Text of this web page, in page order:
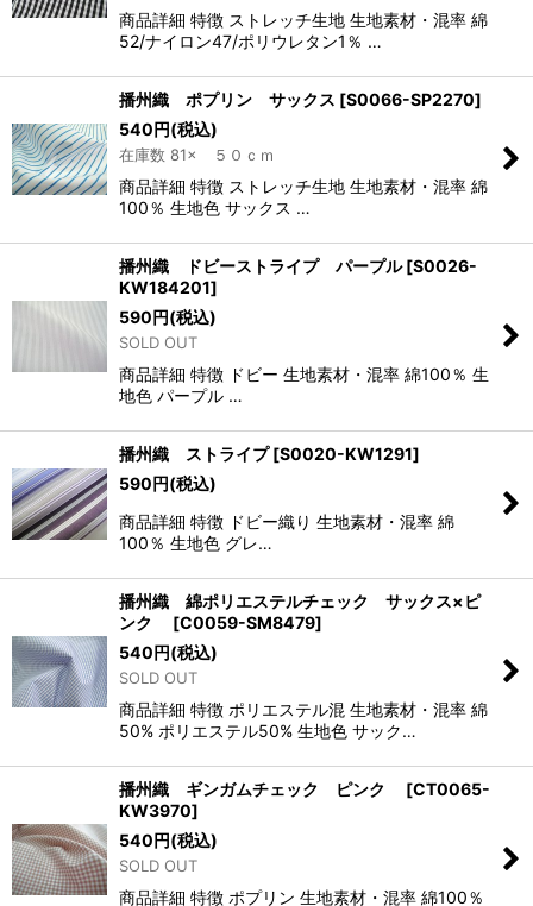
商品詳細 特徴 ストレッチ生地 生地素材・混率 綿
52/ナイロン47/ポリウレタン1％ …
播州織 ポプリン サックス [S0066-SP2270]
540円(税込)
在庫数 81× ５０ｃｍ
商品詳細 特徴 ストレッチ生地 生地素材・混率 綿
100％ 生地色 サックス …
播州織 ドビーストライプ パープル [S0026-
KW184201]
590円(税込)
SOLD OUT
商品詳細 特徴 ドビー 生地素材・混率 綿100％ 生
地色 パープル …
播州織 ストライプ [S0020-KW1291]
590円(税込)
商品詳細 特徴 ドビー織り 生地素材・混率 綿
100％ 生地色 グレ…
播州織 綿ポリエステルチェック サックス×ピ
ンク
[C0059-SM8479]
540円(税込)
SOLD OUT
商品詳細 特徴 ポリエステル混 生地素材・混率 綿
50% ポリエステル50% 生地色 サック…
播州織 ギンガムチェック ピンク [CT0065-
KW3970]
540円(税込)
SOLD OUT
商品詳細 特徴 ポプリン 生地素材・混率 綿100％